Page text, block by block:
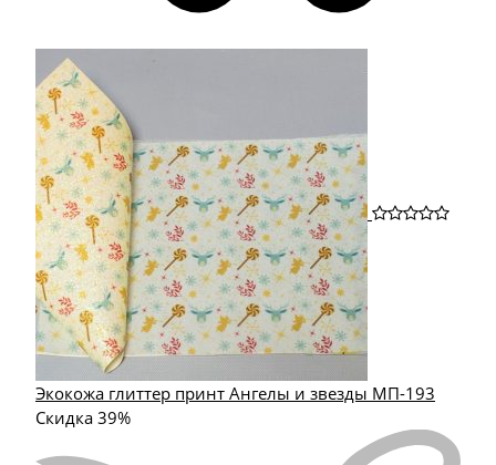
Экокожа глиттер принт Ангелы и звезды МП-193
Скидка 39%